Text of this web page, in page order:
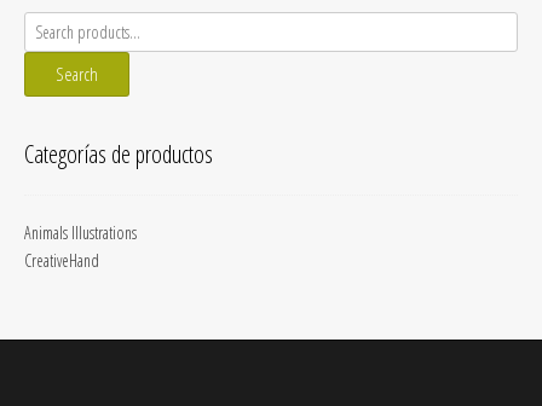
Search
for:
Search
Categorías de productos
Animals Illustrations
CreativeHand